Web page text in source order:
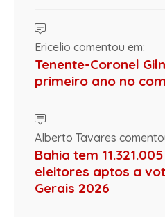
Ericelio comentou em:
Tenente-Coronel
primeiro ano no
Alberto Tavares
Bahia tem
eleitores aptos a
Gerais 2026